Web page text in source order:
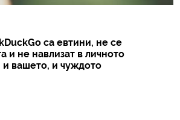
са евтини, не се
и не навлизат в личното
и вашето, и чуждото